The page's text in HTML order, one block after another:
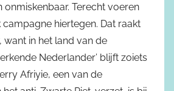
onmiskenbaar. Terecht voeren
hiertegen. Dat raakt
want in het land van de
Nederlander’ blijft zoiets
Afriyie, een van de